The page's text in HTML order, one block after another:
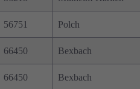
56751 Polch
66450 Bexbach
66450 Bexbach